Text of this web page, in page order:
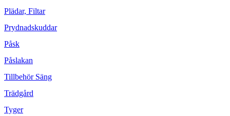
Plädar, Filtar
Prydnadskuddar
Påsk
Påslakan
Tillbehör Säng
Trädgård
Tyger